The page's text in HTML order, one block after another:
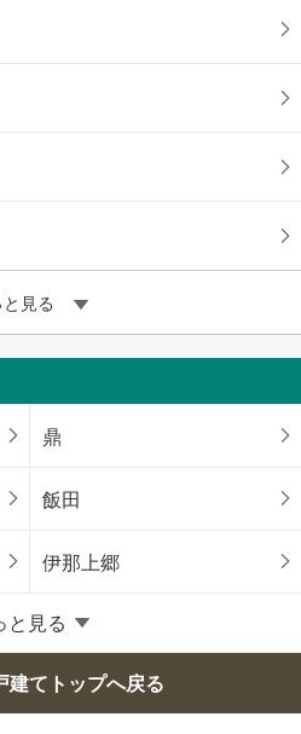
見る
鼎
飯田
伊那上郷
と見る
建てトップへ戻る